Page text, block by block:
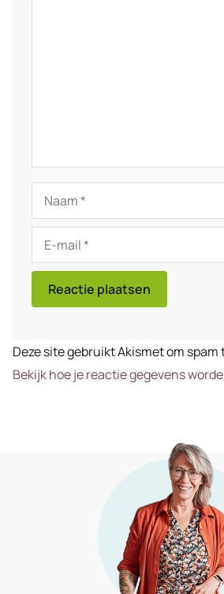
Naam
mail
Deze site gebruikt Akismet om
Bekijk hoe je reactie gegevens